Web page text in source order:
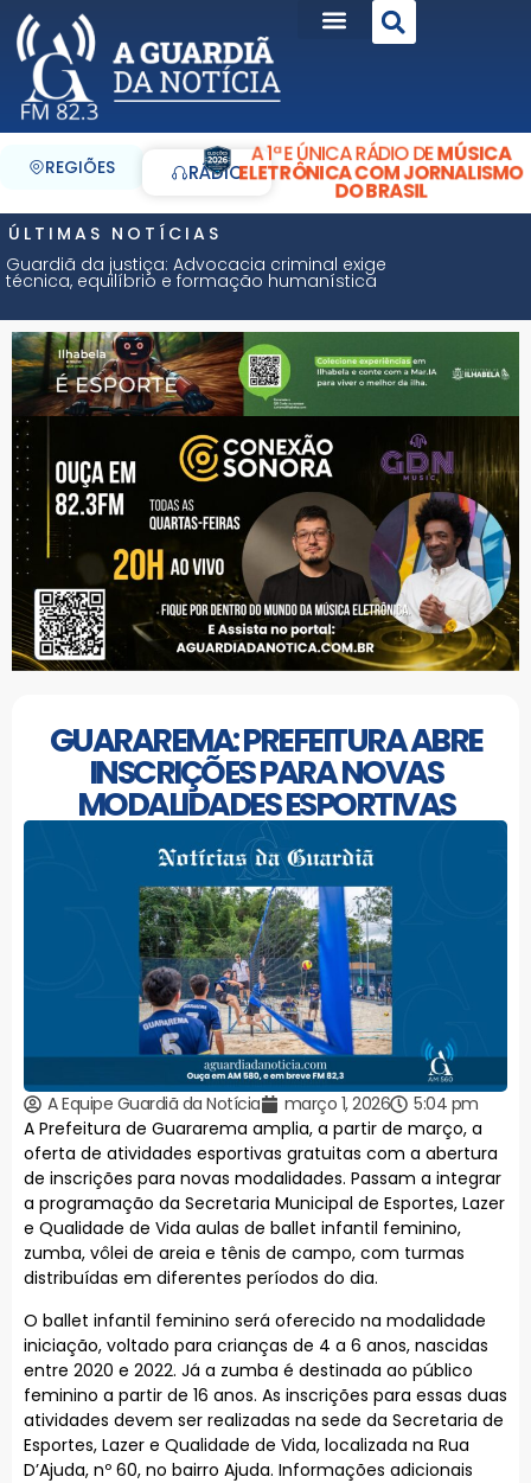
REGIÕES RÁDIO
A 1ª E ÚNICA RÁDIO DEMÚSICA
ELETRÔNICA COM JORNALISMO
DO BRASIL
ÚLTIMAS NOTÍCIAS
Guardiã da justiça: Advocacia criminal exige
técnica, equilíbrio e formação humanística
GUARAREMA: PREFEITURA ABRE
INSCRIÇÕES PARA NOVAS
MODALIDADES ESPORTIVAS
A Equipe Guardiã da Notícia março 1, 2026
5:04 pm
A Prefeitura de Guararema amplia, a partir de março, a
oferta de atividades esportivas gratuitas com a abertura
de inscrições para novas modalidades. Passam a integrar
a programação da Secretaria Municipal de Esportes, Lazer
e Qualidade de Vida aulas de ballet infantil feminino,
zumba, vôlei de areia e tênis de campo, com turmas
distribuídas em diferentes períodos do dia.
O ballet infantil feminino será oferecido na modalidade
iniciação, voltado para crianças de 4 a 6 anos, nascidas
entre 2020 e 2022. Já a zumba é destinada ao público
feminino a partir de 16 anos. As inscrições para essas duas
atividades devem ser realizadas na sede da Secretaria de
Esportes, Lazer e Qualidade de Vida, localizada na Rua
D’Ajuda, nº 60, no bairro Ajuda. Informações adicionais